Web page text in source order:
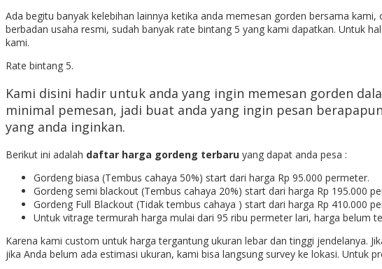
Ada begitu banyak kelebihan lainnya ketika anda memesan gorden bersama
berbadan usaha resmi, sudah banyak rate bintang 5 yang kami dapatkan. Untuk
kami.
Rate bintang 5.
Kami disini hadir untuk anda yang ingin memesan gorden
minimal pemesan, jadi buat anda yang ingin pesan
yang anda inginkan.
Berikut ini adalah daftar harga gordeng terbaru yang dapat anda pesa :
Gordeng biasa (Tembus cahaya 50%) start dari harga Rp 95.000 permeter.
Gordeng semi blackout (Tembus cahaya 20%) start dari harga Rp 195.000
Gordeng Full Blackout (Tidak tembus cahaya ) start dari harga Rp 410.000
Untuk vitrage termurah harga mulai dari 95 ribu permeter lari, harga belum
Karena kami custom untuk harga tergantung ukuran lebar dan tinggi jendelanya.
jika Anda belum ada estimasi ukuran, kami bisa langsung survey ke lokasi. Untuk